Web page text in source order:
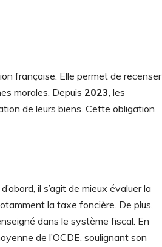
française. Elle permet de recenser
morales. Depuis 2023, les
de leurs biens. Cette obligation
il s’agit de mieux évaluer la
la taxe foncière. De plus,
dans le système fiscal. En
de l’OCDE, soulignant son